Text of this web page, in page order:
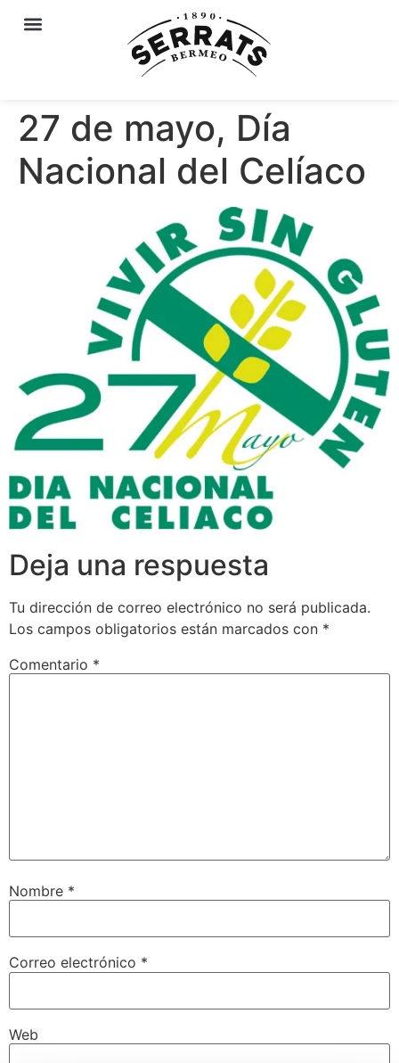
27 de mayo, Día
Nacional del Celíaco
Deja una respuesta
Tu dirección de correo electrónico no será publicada.
Los campos obligatorios están marcados con *
Comentario *
Nombre *
Correo electrónico *
Web